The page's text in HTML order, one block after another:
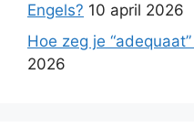
Engels? 10 april 2026
Hoe zeg je
2026